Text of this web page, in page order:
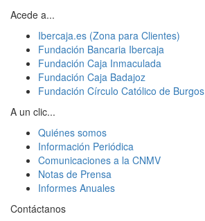
Acede a...
Ibercaja.es (Zona para Clientes)
Fundación Bancaria Ibercaja
Fundación Caja Inmaculada
Fundación Caja Badajoz
Fundación Círculo Católico de Burgos
A un clic...
Quiénes somos
Información Periódica
Comunicaciones a la CNMV
Notas de Prensa
Informes Anuales
Contáctanos